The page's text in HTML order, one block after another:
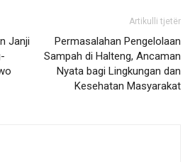
Janji
Artikulli tjetër
Permasalahan Pengelolaan
Sampah di Halteng, Ancaman
Nyata bagi Lingkungan dan
Kesehatan Masyarakat